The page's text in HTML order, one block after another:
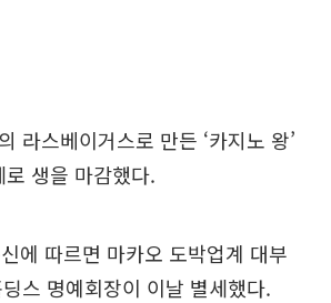
라스베이거스로 만든 ‘카지노 왕’
생을 마감했다.
에 따르면 마카오 도박업계 대부
스 명예회장이 이날 별세했다.